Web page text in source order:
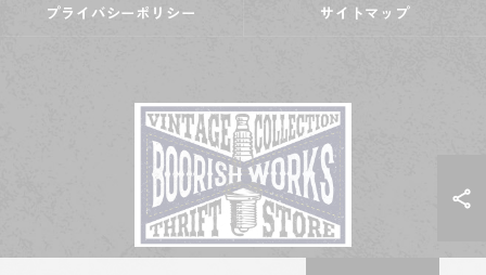
プライバシーポリシー サイトマップ